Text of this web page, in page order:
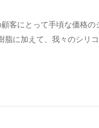
客にとって手頃な価格
に加えて、我々のシリ